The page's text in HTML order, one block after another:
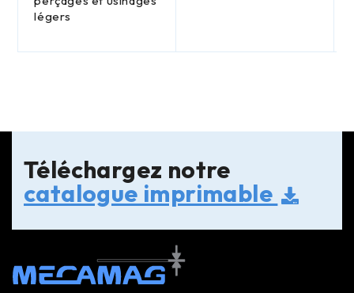
légers
Téléchargez notre
catalogue imprimable